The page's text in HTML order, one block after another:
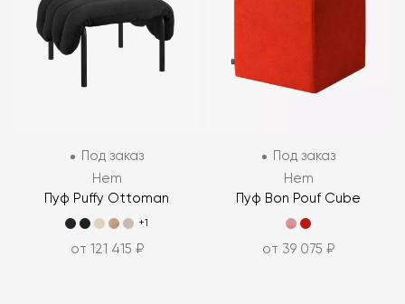
Под заказ
Hem
Пуф Puffy Ottoman
+1
от 121 415 ₽
Под заказ
Hem
Пуф Bon Pouf Cube
от 39 075 ₽